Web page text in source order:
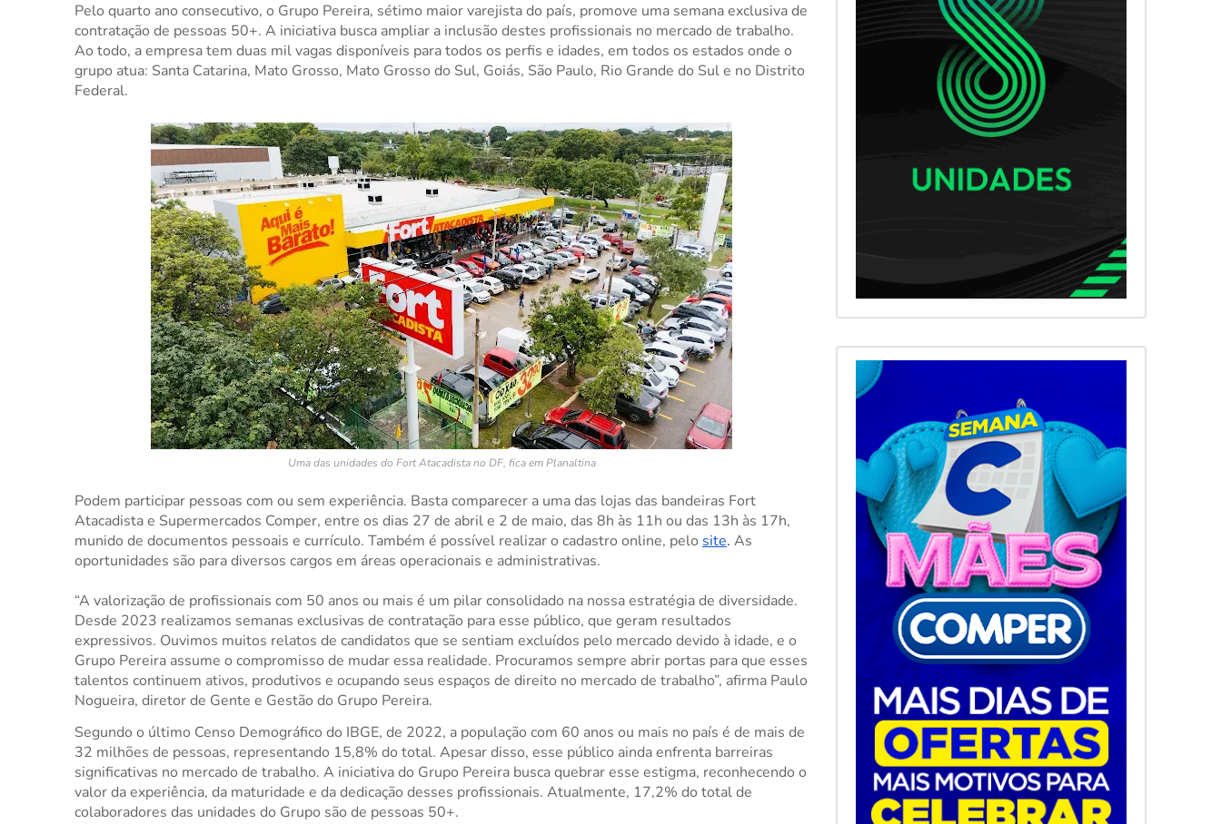
Pelo quarto ano consecutivo, o Grupo Pereira, sétimo maior varejista do país, promove uma semana exclusiva de
contratação de pessoas 50+. A iniciativa busca ampliar a inclusão destes profissionais no mercado de trabalho.
Ao todo, a empresa tem duas mil vagas disponíveis para todos os perfis e idades, em todos os estados onde o
grupo atua: Santa Catarina, Mato Grosso, Mato Grosso do Sul, Goiás, São Paulo, Rio Grande do Sul e no Distrito
Federal.
Uma das unidades do Fort Atacadista no DF, fica em Planaltina
Podem participar pessoas com ou sem experiência. Basta comparecer a uma das lojas das bandeiras Fort
Atacadista e Supermercados Comper, entre os dias 27 de abril e 2 de maio, das 8h às 11h ou das 13h às 17h,
munido de documentos pessoais e currículo. Também é possível realizar o cadastro online, pelo site. As
oportunidades são para diversos cargos em áreas operacionais e administrativas.
“A valorização de profissionais com 50 anos ou mais é um pilar consolidado na nossa estratégia de diversidade.
Desde 2023 realizamos semanas exclusivas de contratação para esse público, que geram resultados
expressivos. Ouvimos muitos relatos de candidatos que se sentiam excluídos pelo mercado devido à idade, e o
Grupo Pereira assume o compromisso de mudar essa realidade. Procuramos sempre abrir portas para que esses
talentos continuem ativos, produtivos e ocupando seus espaços de direito no mercado de trabalho”, afirma Paulo
Nogueira, diretor de Gente e Gestão do Grupo Pereira.
Segundo o último Censo Demográfico do IBGE, de 2022, a população com 60 anos ou mais no país é de mais de
32 milhões de pessoas, representando 15,8% do total. Apesar disso, esse público ainda enfrenta barreiras
significativas no mercado de trabalho. A iniciativa do Grupo Pereira busca quebrar esse estigma, reconhecendo o
valor da experiência, da maturidade e da dedicação desses profissionais. Atualmente, 17,2% do total de
colaboradores das unidades do Grupo são de pessoas 50+.